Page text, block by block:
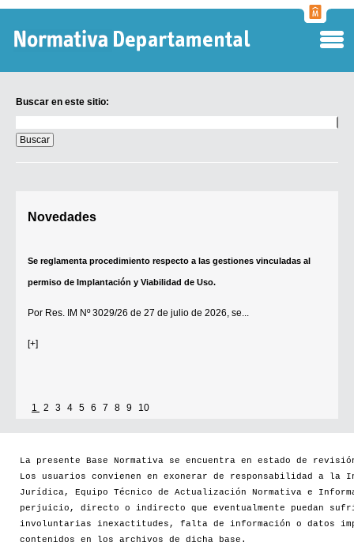
Buscar en este sitio:
en
este
sitio:
Novedades
Se reglamenta procedimiento respecto a las gestiones vinculadas al
permiso de Implantación y Viabilidad de Uso.
Por Res. IM Nº 3029/26 de 27 de julio de 2026, se...
[+]
1 2 3 4 5 6 7 8 9 10
La presente Base Normativa se encuentra en estado de
Los usuarios convienen en exonerar de responsabilidad a la
Jurídica, Equipo Técnico de Actualización Normativa e
perjuicio, directo o indirecto que eventualmente puedan
involuntarias inexactitudes, falta de información o datos
contenidos en los archivos de dicha base.